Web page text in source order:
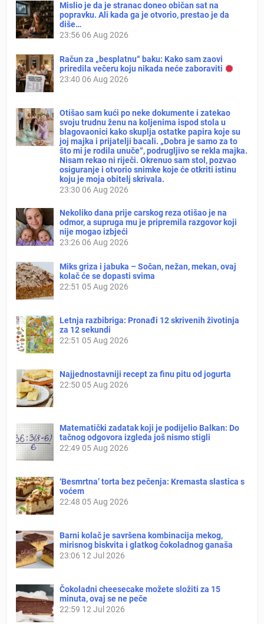
Mislio je da je stranac doneo običan sat na
popravku. Ali kada ga je otvorio, prestao je da
diše…
23:56 06 Aug 2026
Račun za „besplatnu“ baku: Kako sam zaovi
priredila večeru koju nikada neće zaboraviti
23:40 06 Aug 2026
Otišao sam kući po neke dokumente i zatekao
svoju trudnu ženu na koljenima ispod stola u
blagovaonici kako skuplja ostatke papira koje su
joj majka i prijatelji bacali. „Dobra je samo za to
što mi je rodila unuče“, podrugljivo se rekla majka.
Nisam rekao ni riječi. Okrenuo sam stol, pozvao
osiguranje i otvorio snimke koje će otkriti istinu
koju je moja obitelj skrivala.
23:30 06 Aug 2026
Nekoliko dana prije carskog reza otišao je na
odmor, a supruga mu je pripremila razgovor koji
nije mogao izbjeći
23:26 06 Aug 2026
Miks griza i jabuka – Sočan, nežan, mekan, ovaj
kolač će se dopasti svima
22:51 05 Aug 2026
Letnja razbibriga: Pronađi 12 skrivenih životinja
za 12 sekundi
22:51 05 Aug 2026
Najjednostavniji recept za finu pitu od jogurta
22:50 05 Aug 2026
Matematički zadatak koji je podijelio Balkan: Do
tačnog odgovora izgleda još nismo stigli
22:49 05 Aug 2026
‘Besmrtna’ torta bez pečenja: Kremasta slastica s
voćem
22:48 05 Aug 2026
Barni kolač je savršena kombinacija mekog,
mirisnog biskvita i glatkog čokoladnog ganaša
23:06 12 Jul 2026
Čokoladni cheesecake možete složiti za 15
minuta, ovaj se ne peče
22:59 12 Jul 2026